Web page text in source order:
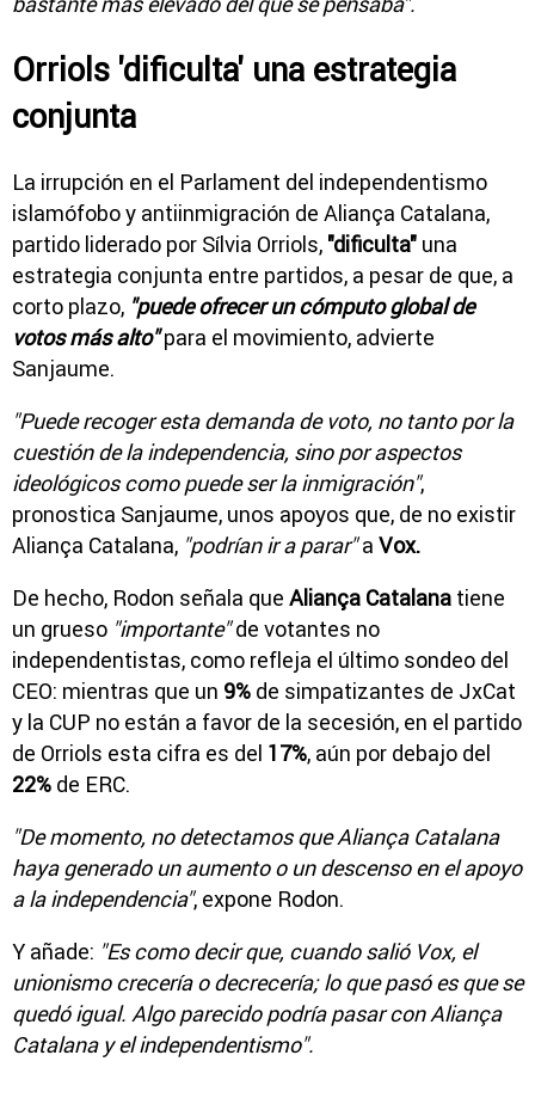
Orriols 'dificulta' una estrategia
conjunta
La irrupción en el Parlament del independentismo
islamófobo y antiinmigración de Aliança Catalana,
partido liderado por Sílvia Orriols, "dificulta" una
estrategia conjunta entre partidos, a pesar de que, a
corto plazo, "puede ofrecer un cómputo global de
votos más alto" para el movimiento, advierte
Sanjaume.
"Puede recoger esta demanda de voto, no tanto por la
cuestión de la independencia, sino por aspectos
ideológicos como puede ser la inmigración",
pronostica Sanjaume, unos apoyos que, de no existir
Aliança Catalana, "podrían ir a parar"a Vox.
De hecho, Rodon señala que Aliança Catalana tiene
un grueso "importante"de votantes no
independentistas, como refleja el último sondeo del
CEO: mientras que un 9% de simpatizantes de JxCat
y la CUP no están a favor de la secesión, en el partido
de Orriols esta cifra es del 17%, aún por debajo del
22% de ERC.
"De momento, no detectamos que Aliança Catalana
haya generado un aumento o un descenso en el apoyo
a la independencia", expone Rodon.
Y añade: "Es como decir que, cuando salió Vox, el
unionismo crecería o decrecería; lo que pasó es que se
quedó igual. Algo parecido podría pasar con Aliança
Catalana y el independentismo".